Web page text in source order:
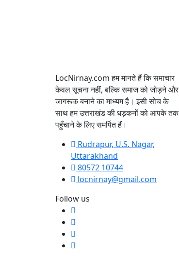
LocNirnay.com हम मानते हैं कि समाचार
केवल सूचना नहीं, बल्कि समाज को जोड़ने और
जागरूक बनाने का माध्यम है। इसी सोच के
साथ हम उत्तराखंड की धड़कनों को आपके तक
पहुँचाने के लिए समर्पित हैं।
Rudrapur, U.S. Nagar,
Uttarakhand
80572 10744
locnirnay@gmail.com
Follow us